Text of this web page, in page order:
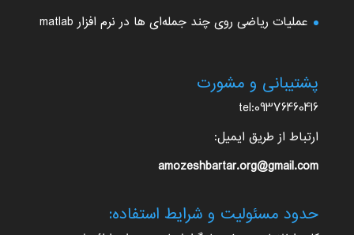
عملیات ریاضی روی چند جمله‌ای ها در نرم افزار matlab
پشتیبانی و مشورت
tel:09376460416
ارتباط از طریق ایمیل:
amozeshbartar.org@gmail.com
حدود مسئولیت و شرایط استفاده: